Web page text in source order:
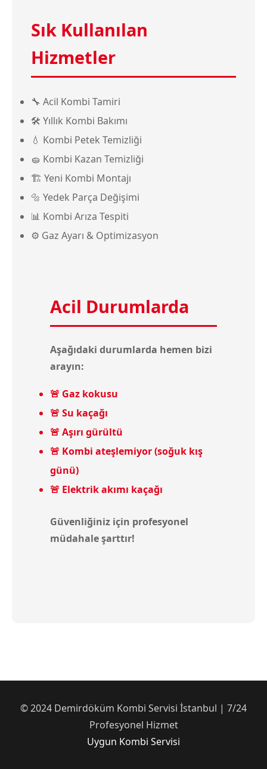
Sık Kullanılan
Hizmetler
🔧 Acil Kombi Tamiri
🛠️ Yıllık Kombi Bakımı
💧 Kombi Petek Temizliği
🧽 Kombi Kazan Temizliği
🏗️ Yeni Kombi Montajı
🔩 Yedek Parça Değişimi
📊 Kombi Arıza Tespiti
⚙️ Gaz Ayarı & Optimizasyon
Acil Durumlarda
Aşağıdaki durumlarda hemen bizi
arayın:
🚨 Gaz kokusu
🚨 Su kaçağı
🚨 Aşırı gürültü
🚨 Kombi ateşlemiyor (soğuk kış
günü)
🚨 Elektrik akımı kaçağı
Güvenliğiniz için profesyonel
müdahale şarttır!
© 2024 Demirdöküm Kombi Servisi İstanbul | 7/24
Profesyonel Hizmet
Uygun Kombi Servisi